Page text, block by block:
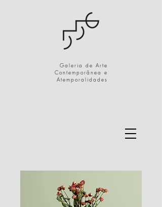
Galeria de Arte
Contemporânea e
Atemporalidades